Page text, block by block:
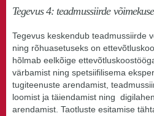
Tegevus 4: teadmussiirde
Tegevus keskendub teadmussiirde
ning rõhuasetuseks on
hõlmab eelkõige
värbamist ning spetsiifilisema
tugiteenuste arendamist,
loomist ja täiendamist ning
arendamist. Taotluste esitamise